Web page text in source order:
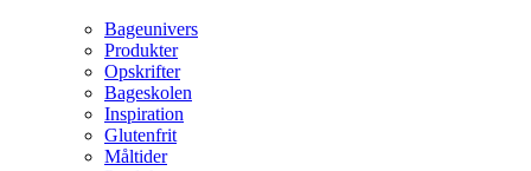
Bageunivers
Produkter
Opskrifter
Bageskolen
Inspiration
Glutenfrit
Måltider